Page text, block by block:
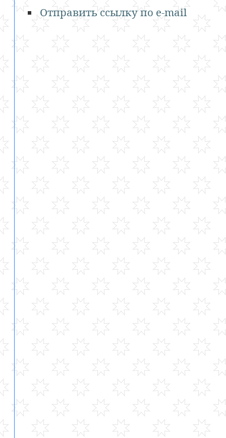
Отправить ссылку по e-mail